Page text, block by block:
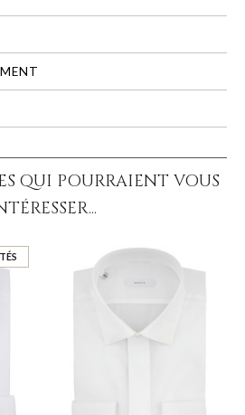
QUI POURRAIENT VOUS